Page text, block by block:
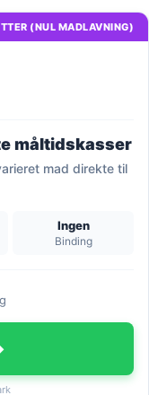
(NUL MADLAVNING)
måltidskasser
mad direkte til
Ingen
Binding